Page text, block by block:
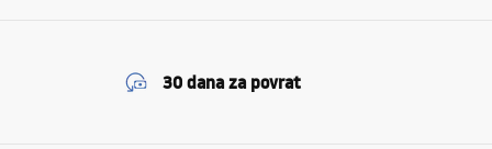
30 dana za povrat